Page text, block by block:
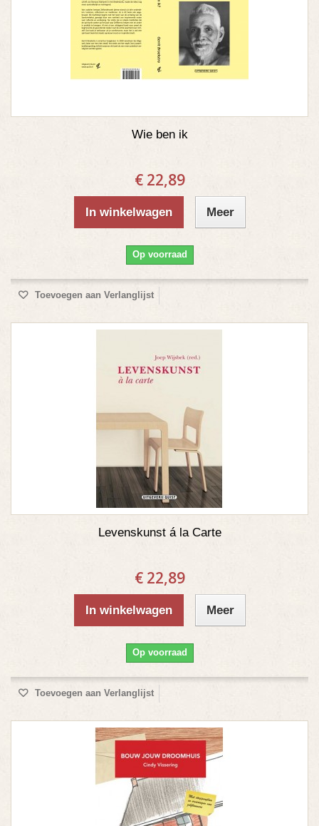
Wie ben ik
€ 22,89
In winkelwagen Meer
Op voorraad
Toevoegen aan Verlanglijst
Levenskunst á la Carte
€ 22,89
In winkelwagen Meer
Op voorraad
Toevoegen aan Verlanglijst